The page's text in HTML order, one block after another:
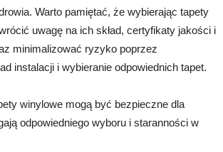
Warto pamiętać, że wybierając tapety
uwagę na ich skład, certyfikaty jakości i
minimalizować ryzyko poprzez
instalacji i wybieranie odpowiednich tapet.
winylowe mogą być bezpieczne dla
odpowiedniego wyboru i staranności w